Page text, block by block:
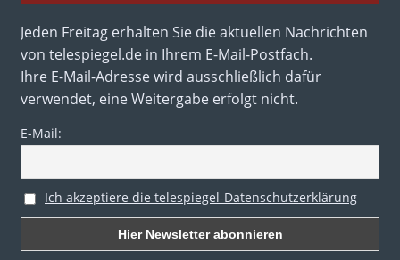
Jeden Freitag erhalten Sie die aktuellen Nachrichten
von telespiegel.de in Ihrem E-Mail-Postfach.
Ihre E-Mail-Adresse wird ausschließlich dafür
verwendet, eine Weitergabe erfolgt nicht.
E-Mail:
Ich akzeptiere die telespiegel-Datenschutzerklärung